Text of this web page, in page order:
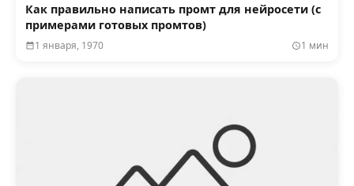
Как правильно написать промт для нейросети (с
примерами готовых промтов)
1 января, 1970 1 мин